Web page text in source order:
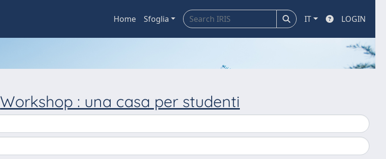
Home Sfoglia IT LOGIN
Workshop : una casa per studenti